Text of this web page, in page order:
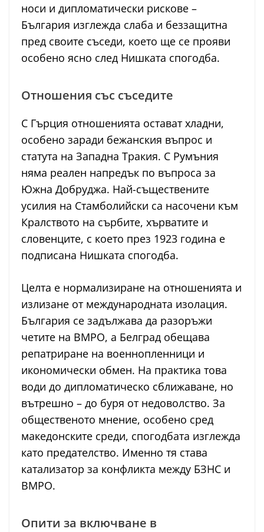
носи и дипломатически рискове –
България изглежда слаба и беззащитна
пред своите съседи, което ще се прояви
особено ясно след Нишката спогодба.
Отношения със съседите
С Гърция отношенията остават хладни,
особено заради бежанския въпрос и
статута на Западна Тракия. С Румъния
няма реален напредък по въпроса за
Южна Добруджа. Най-съществените
усилия на Стамболийски са насочени към
Кралството на сърбите, хърватите и
словенците, с което през 1923 година е
подписана Нишката спогодба.
Целта е нормализиране на отношенията и
излизане от международната изолация.
България се задължава да разоръжи
четите на ВМРО, а Белград обещава
репатриране на военнопленници и
икономически обмен. На практика това
води до дипломатическо сближаване, но
вътрешно – до буря от недоволство. За
общественото мнение, особено сред
македонските среди, спогодбата изглежда
като предателство. Именно тя става
катализатор за конфликта между БЗНС и
ВМРО.
Опити за включване в